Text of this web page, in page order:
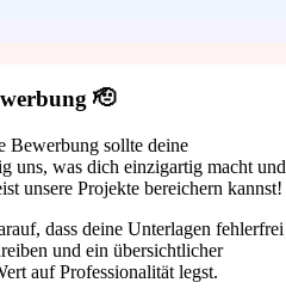
🫡
Bewerbung sollte deine
uns, was dich einzigartig macht und
unsere Projekte bereichern kannst!
dass deine Unterlagen fehlerfrei
und ein übersichtlicher
auf Professionalität legst.